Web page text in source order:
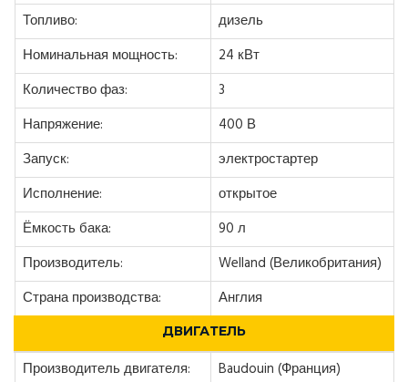
Топливо:
дизель
Номинальная мощность:
24 кВт
Количество фаз:
3
Напряжение:
400 В
Запуск:
электростартер
Исполнение:
открытое
Ёмкость бака:
90 л
Производитель:
Welland (Великобритания)
Страна производства:
Англия
ДВИГАТЕЛЬ
Производитель двигателя:
Baudouin (Франция)